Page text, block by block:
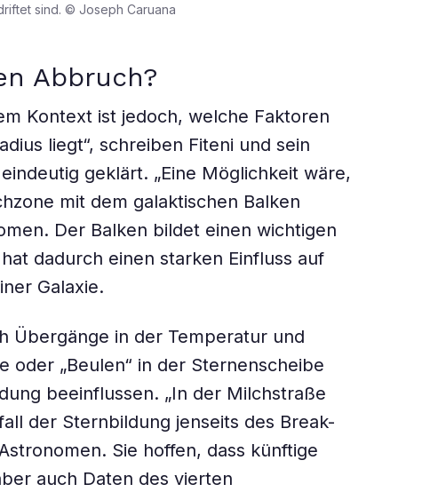
sind. © Joseph Caruana
Abbruch?
Kontext ist jedoch, welche Faktoren
liegt“, schreiben Fiteni und sein
geklärt. „Eine Möglichkeit wäre,
mit dem galaktischen Balken
Der Balken bildet einen wichtigen
dadurch einen starken Einfluss auf
Galaxie.
Übergänge in der Temperatur und
oder „Beulen“ in der Sternenscheibe
beeinflussen. „In der Milchstraße
der Sternbildung jenseits des Break-
Sie hoffen, dass künftige
auch Daten des vierten